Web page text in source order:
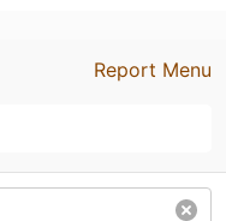
Report Menu